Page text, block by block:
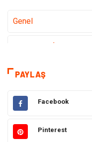
Genel
Teknoloji & İnternet
Hizmet
Hukuk
Güzellik & Bakım
PAYLAŞ
Facebook
Pinterest